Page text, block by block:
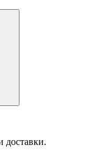
доставки.